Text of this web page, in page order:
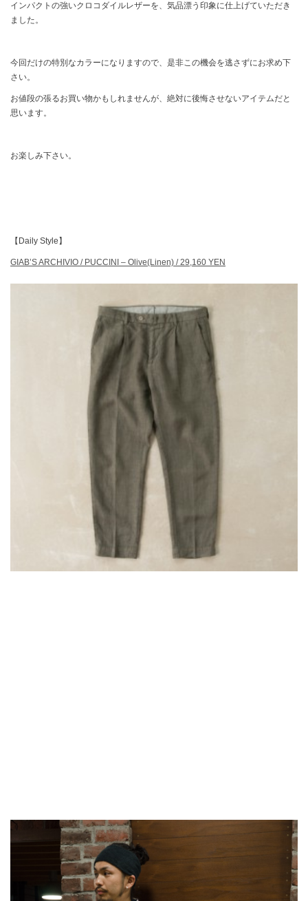
インパクトの強いクロコダイルレザーを、気品漂う印象に仕上げていただき
ました。
今回だけの特別なカラーになりますので、是非この機会を逃さずにお求め下
さい。
お値段の張るお買い物かもしれませんが、絶対に後悔させないアイテムだと
思います。
お楽しみ下さい。
【Daily Style】
GIAB’S ARCHIVIO / PUCCINI – Olive(Linen) / 29,160 YEN